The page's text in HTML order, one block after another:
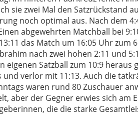
sie zwei Mal den Satzrückstand
noch optimal aus. Nach dem
abgewehrten Matchball bei
das Match um 16:05 Uhr zum
nach zwei hohen 2:11 und
eigenen Satzball zum 10:9 heraus
und verlor mit 11:13. Auch die
waren rund 80 Zuschauer
aber der Gegner erwies sich am
die die starke